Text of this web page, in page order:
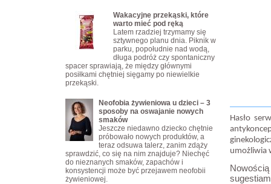
Hasło
umożliwia
Wakacyjne przekąski, które
warto mieć pod ręką
Latem rzadziej trzymamy się
sztywnego planu dnia. Piknik w
parku, popołudnie nad wodą,
długa podróż czy spontaniczny
spacer sprawiają, że między głównymi
posiłkami chętniej sięgamy po niewielkie
przekąski.
Neofobia żywieniowa u dzieci – 3
sposoby na oswajanie nowych
smaków
Jeszcze niedawno dziecko chętnie
próbowało nowych produktów, a
teraz odsuwa talerz, zanim zdąży
sprawdzić, co się na nim znajduje? Niechęć
do nieznanych smaków, zapachów i
konsystencji może być przejawem neofobii
żywieniowej.